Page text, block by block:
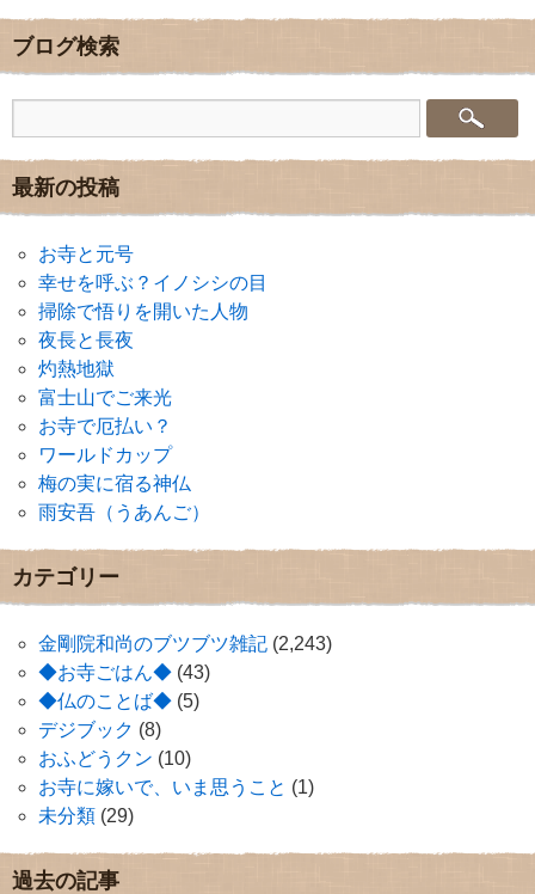
ブログ検索
最新の投稿
お寺と元号
幸せを呼ぶ？イノシシの目
掃除で悟りを開いた人物
夜長と長夜
灼熱地獄
富士山でご来光
お寺で厄払い？
ワールドカップ
梅の実に宿る神仏
雨安吾（うあんご）
カテゴリー
金剛院和尚のブツブツ雑記 (2,243)
◆お寺ごはん◆ (43)
◆仏のことば◆ (5)
デジブック (8)
おふどうクン (10)
お寺に嫁いで、いま思うこと (1)
未分類 (29)
過去の記事